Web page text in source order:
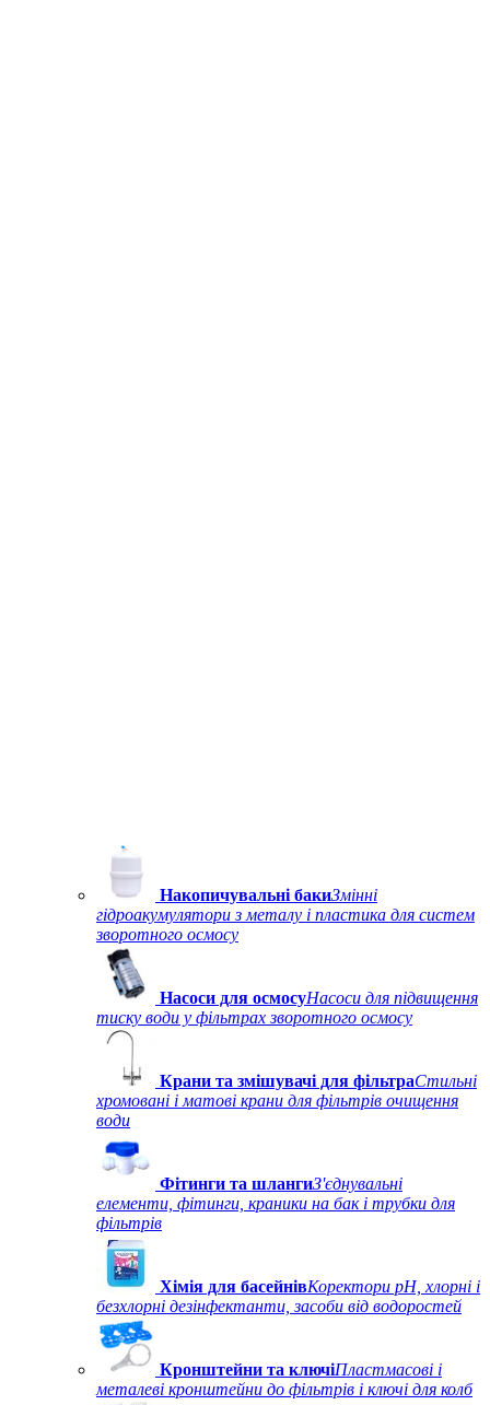
Накопичувальні бакиЗмінні
гідроакумулятори з металу і пластика для систем
зворотного осмосу
Насоси для осмосуНасоси для підвищення
тиску води у фільтрах зворотного осмосу
Крани та змішувачі для фільтраСтильні
хромовані і матові крани для фільтрів очищення
води
Фітинги та шлангиЗ'єднувальні
елементи, фітинги, краники на бак і трубки для
фільтрів
Хімія для басейнівКоректори рН, хлорні і
безхлорні дезінфектанти, засоби від водоростей
Кронштейни та ключіПластмасові і
металеві кронштейни до фільтрів і ключі для колб